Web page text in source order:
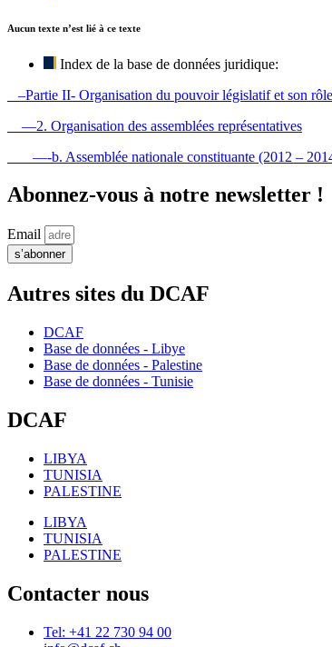
Aucun texte n’est lié à ce texte
Index de la base de données juridique:
–Partie II- Organisation du pouvoir législatif et son
—2. Organisation des assemblées représentatives
—-b. Assemblée nationale constituante (2012 –
Abonnez-vous à notre newsletter !
Email
s’abonner
Autres sites du DCAF
DCAF
Base de données - Libye
Base de données - Palestine
Base de données - Tunisie
DCAF
LIBYA
TUNISIA
PALESTINE
LIBYA
TUNISIA
PALESTINE
Contacter nous
Tel: +41 22 730 94 00